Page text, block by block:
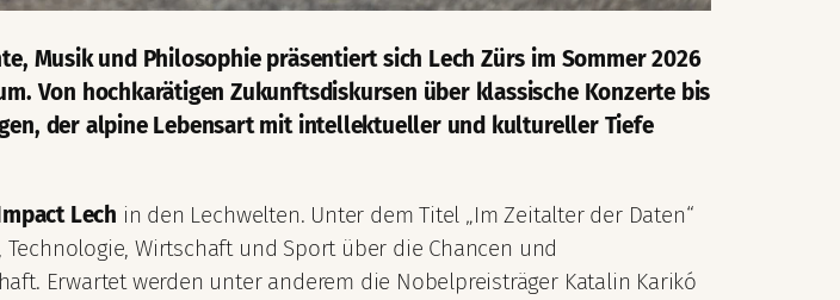
Musik und Philosophie präsentiert sich Lech Zürs im Sommer 2026
Von hochkarätigen Zukunftsdiskursen über klassische Konzerte bis
der alpine Lebensart mit intellektueller und kultureller Tiefe
Lech in den Lechwelten. Unter dem Titel „Im Zeitalter der Daten“
Wirtschaft und Sport über die Chancen und
Erwartet werden unter anderem die Nobelpreisträger Katalin Karikó